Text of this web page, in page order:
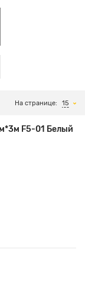
На странице: 15
F5-01 Белый